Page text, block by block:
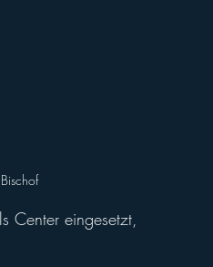
Center eingesetzt,